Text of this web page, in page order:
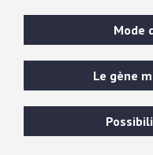
Mode
Le gène